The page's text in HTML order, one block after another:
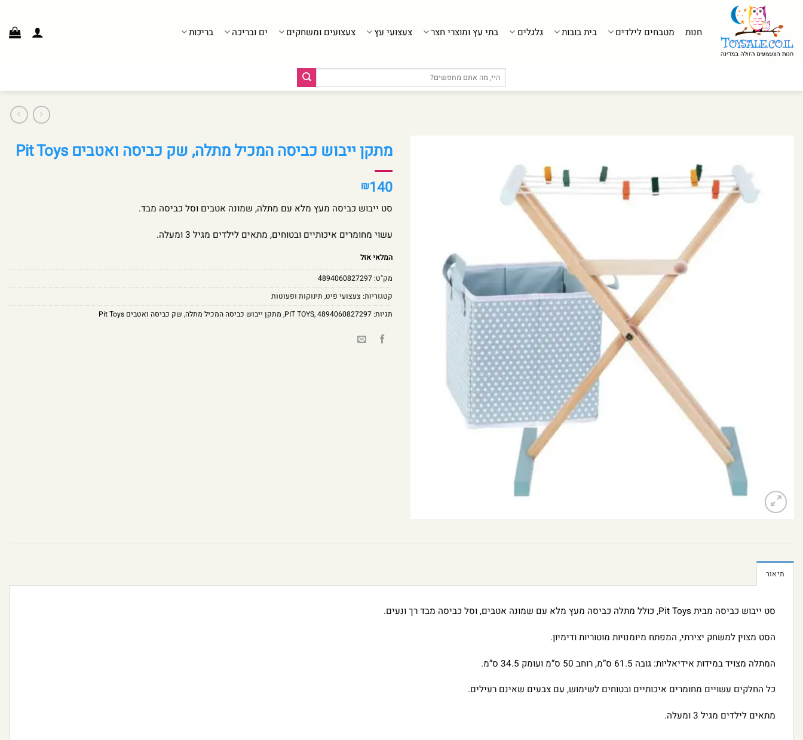
חנות
מטבחים לילדים בית בובות גלגלים בתי עץ ומוצרי חצר צעצועי עץ צעצועים ומשחקים ים ובריכה בריכות
עבור:
מתקן ייבוש כביסה המכיל מתלה, שק כביסה ואטבים Pit Toys
₪140
סט ייבוש כביסה מעץ מלא עם מתלה, שמונה אטבים וסל כביסה מבד.
עשוי מחומרים איכותיים ובטוחים, מתאים לילדים מגיל 3 ומעלה.
המלאי אזל
מק"ט:4894060827297
קטגוריות: צעצועי פיט, תינוקות ופעוטות
תגיות:
PIT TOYS,4894060827297
, מתקן ייבוש כביסה המכיל מתלה, שק כביסה ואטבים Pit Toys
תיאור
סט ייבוש כביסה מבית Pit Toys, כולל מתלה כביסה מעץ מלא עם שמונה אטבים, וסל כביסה מבד רך ונעים.
הסט מצוין למשחק יצירתי, המפתח מיומנויות מוטוריות ודימיון.
המתלה מצויד במידות אידיאליות: גובה 61.5 ס”מ, רוחב 50 ס”מ ועומק 34.5 ס”מ.
כל החלקים עשויים מחומרים איכותיים ובטוחים לשימוש, עם צבעים שאינם רעילים.
מתאים לילדים מגיל 3 ומעלה.